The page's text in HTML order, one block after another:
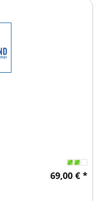
69,00 € *